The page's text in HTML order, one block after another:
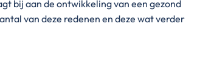
bij aan de ontwikkeling van een gezond
van deze redenen en deze wat verder